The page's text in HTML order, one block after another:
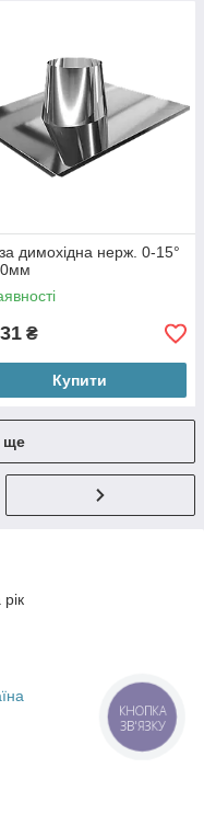
димохідна нерж. 0-15°
₴
Купити
ще
КНОПКА
ЗВ'ЯЗКУ